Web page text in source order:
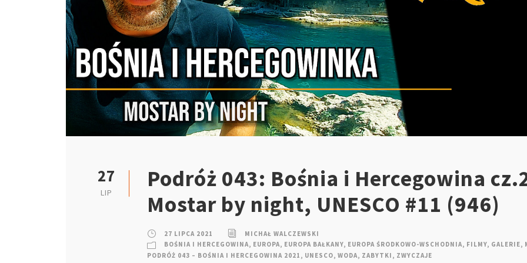
27
LIP
Podróż 043: Bośnia i Hercegowina
Mostar by night, UNESCO #11 (946)
27 LIPCA 2021
MICHAŁ WALCZEWSKI
BOŚNIA I HERCEGOWINA, EUROPA, EUROPA BAŁKANY, EUROPA ŚRODKOWO-WSCHODNIA, FILMY, GALERIE,
PODRÓŻ 043 – BOŚNIA I HERCEGOWINA 2021 , UNESCO, WODA, ZABYTKI , ZWYCZAJE